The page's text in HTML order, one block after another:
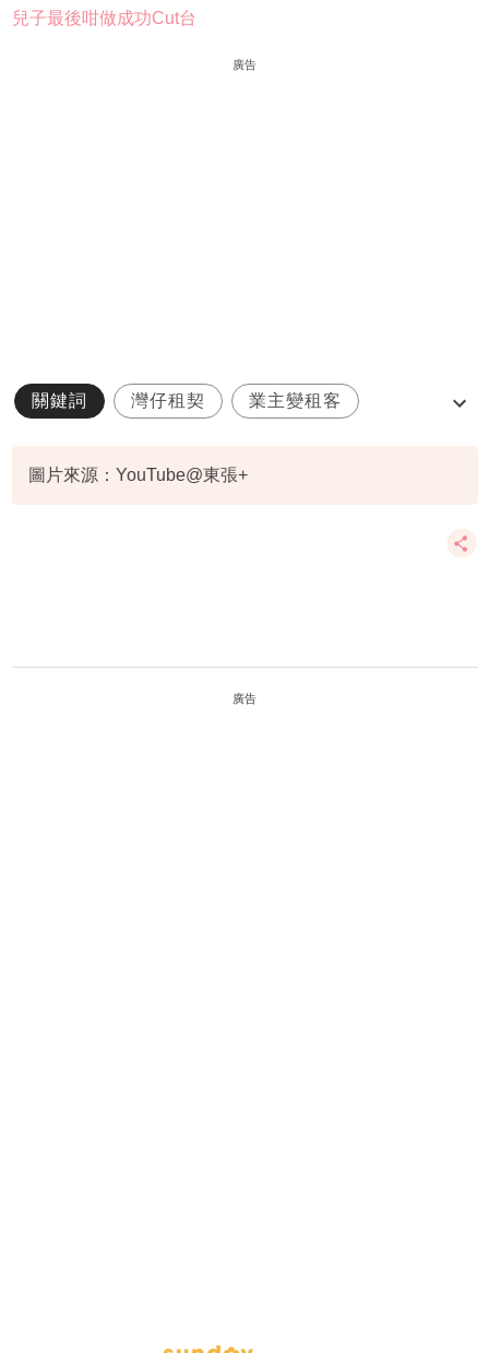
兒子最後咁做成功Cut台
廣告
關鍵詞 灣仔租契 業主變租客
圖片來源：YouTube@東張+
廣告